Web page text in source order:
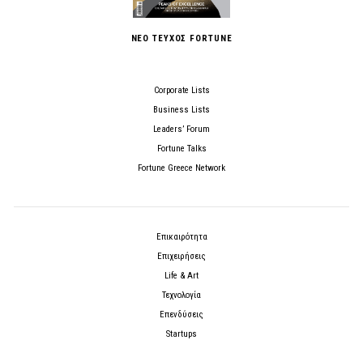
ΝΕΟ ΤΕΥΧΟΣ FORTUNE
Corporate Lists
Business Lists
Leaders’ Forum
Fortune Talks
Fortune Greece Network
Επικαιρότητα
Επιχειρήσεις
Life & Art
Τεχνολογία
Επενδύσεις
Startups